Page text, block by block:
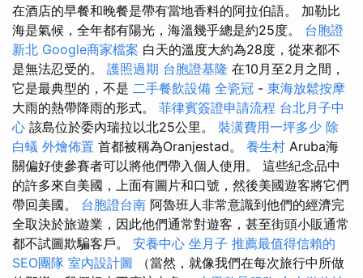
在酒店的早餐和晚餐是帶有當地香料的阿拉伯語。 加勒比
海是氣候，全年都有陽光，海溫幾乎總是約25度。 台胞證
新北 Google商家檔案 白天的溫度大約為28度，從來都不
是無法忍受的。 護照過期 台胞證基隆 在10月至2月之間，
它是最典型的，不是 二手餐飲設備 全瓷冠 - 東海放鬆按摩
大雨的熱帶降雨的形式。 菲律賓簽證申請流程 台北月子中
心 該島位於委內瑞拉以北25公里。 裝潢費用一坪多少 除
白蟻 外燴佈置 首都被稱為Oranjestad。 養生村 Aruba海
關偏好使參賽者可以將他們帶入個人使用。 這些紀念品中
的許多來自美國，上面有圖片和口號，然後美國遊客將它們
帶回美國。 台胞證台南 阿魯班人非常意識到他們的經濟完
全取決於旅遊業，因此他們通常對遊客，甚至街頭小販通常
都不試圖欺騙客戶。 安養中心 坐月子 推薦最值得信賴的
SEO團隊 室內設計圖 （當然，就像我們在每次旅行中所做